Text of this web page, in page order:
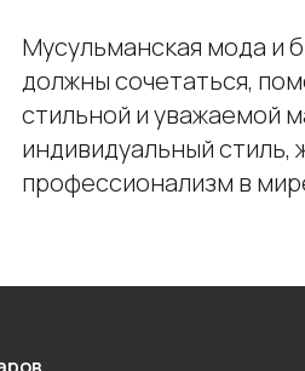
Мусульманская мода и
должны сочетаться,
стильной и уважаемой
индивидуальный
профессионализм в